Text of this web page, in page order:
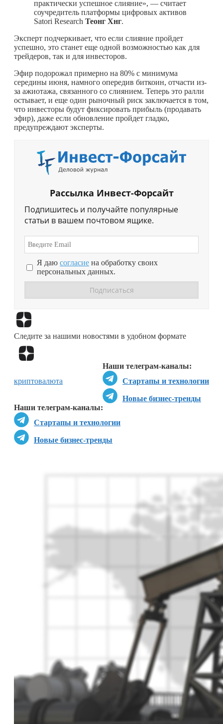
практически успешное слияние», — считает
соучредитель платформы цифровых активов
Satori Research Теонг Хнг.
Эксперт подчеркивает, что если слияние пройдет
успешно, это станет еще одной возможностью как для
трейдеров, так и для инвесторов.
Эфир подорожал примерно на 80% с минимума
середины июня, намного опередив биткоин, отчасти из-
за ажиотажа, связанного со слиянием. Теперь это ралли
остывает, и еще один рыночный риск заключается в том,
что инвесторы будут фиксировать прибыль (продавать
эфир), даже если обновление пройдет гладко,
предупреждают эксперты.
Рассылка Инвест-Форсайт
Подпишитесь и получайте популярные
статьи в вашем почтовом ящике.
Я даю согласие на обработку своих
персональных данных.
Следите за нашими новостями в удобном формате
Наши телеграм-каналы:
Стартапы и технологии
Новые бизнес-тренды
Наши телеграм-каналы:
Стартапы и технологии
Новые бизнес-тренды
криптовалюта